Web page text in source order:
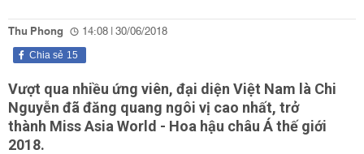
Thu Phong 14:08 | 30/06/2018
15
Chia sẻ
Vượt qua nhiều ứng viên, đại diện Việt Nam là Chi
Nguyễn đã đăng quang ngôi vị cao nhất, trở
thành Miss Asia World - Hoa hậu châu Á thế giới
2018.